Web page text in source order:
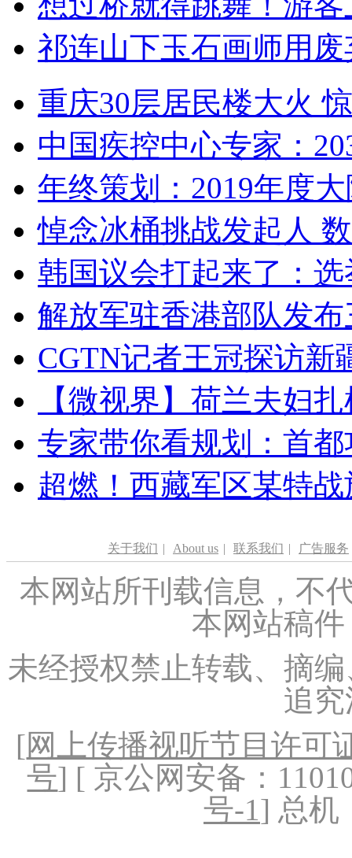
祁连山下玉石画师用
重庆30层居民楼大火
中国疾控中心专家：
年终策划：2019年度
悼念冰桶挑战发起人
韩国议会打起来了：
解放军驻香港部队发
CGTN记者王冠探访新
【微视界】荷兰夫妇
专家带你看规划：首
超燃！西藏军区某特
关于我们 | About us | 联系我们 | 广告服务
本网站所刊载信息，不
本网站稿
未经授权禁止转载、摘
追
[网上传播视听节目许可
号] [ 京公网安备：
号-1] 总机